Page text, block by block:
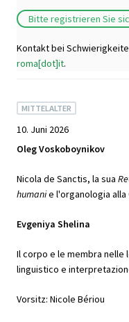
Bitte registrieren Sie
Kontakt bei
roma[dot]it.
MITTELALTER
10. Juni 2026
Oleg Voskoboynikov
Nicola de Sanctis, la sua
humanie l'organologia alla
Evgeniya Shelina
Il corpo e le membra nelle
linguistico e
Vorsitz: Nicole Bériou